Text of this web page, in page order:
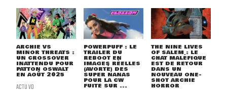
ARCHIE VS
MINOR THREATS :
UN CROSSOVER
INATTENDU POUR
PATTON OSWALT
EN AOÛT 2025
ACTU VO
POWERPUFF : LE
TRAILER DU
REBOOT EN
IMAGES RÉELLES
(AVORTÉ) DES
SUPER NANAS
POUR LA CW
FUITE SUR ...
THE NINE LIVES
OF SALEM : LE
CHAT MALÉFIQUE
EST DE RETOUR
DANS UN
NOUVEAU ONE-
SHOT ARCHIE
HORROR